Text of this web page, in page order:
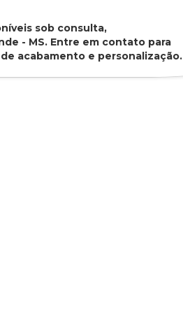
sob consulta,
- MS. Entre em contato para
acabamento e personalização.